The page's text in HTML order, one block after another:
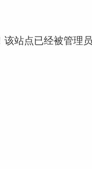
该站点已经被管理